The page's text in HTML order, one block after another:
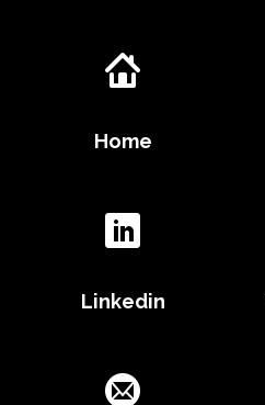
Home
Linkedin